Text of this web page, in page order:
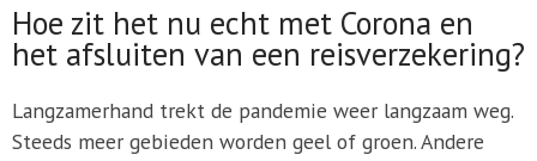
Hoe zit het nu echt met Corona en
het afsluiten van een reisverzekering?
Langzamerhand trekt de pandemie weer langzaam weg.
Steeds meer gebieden worden geel of groen. Andere